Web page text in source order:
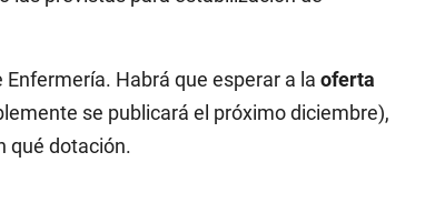
Enfermería. Habrá que esperar a la oferta
se publicará el próximo diciembre),
qué dotación.